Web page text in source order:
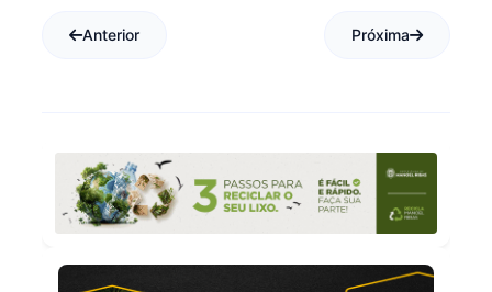
Anterior Próxima